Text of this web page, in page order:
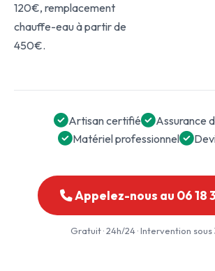
120€, remplacement
chauffe-eau à partir de
450€.
Artisan certifié
Assurance
Matériel professionnel
Appelez-nous au 06 18
Gratuit · 24h/24 · Intervention sous